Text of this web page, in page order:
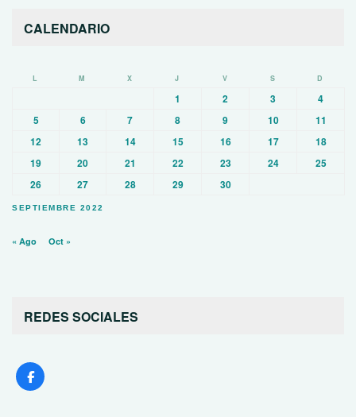
CALENDARIO
SEPTIEMBRE 2022
L M X J V S D
1 2 3
4
5
6 7 8 9 10
11
12
13 14 15 16 17
18
19
20 21 22 23 24
25
26
27 28 29 30
« Ago Oct »
REDES SOCIALES